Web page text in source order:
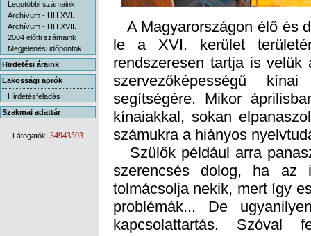
Legutóbbi számaink
Archívum - HH XVI.
Archívum - HH XVII.
2004 előtti számaink
Megjelenési időpontok
Hirdetési áraink
Lakossági aprók
Hirdetésfeladás
Szakmai adattár
Látogatók: 34943593
A Magyarországon élő és
le a XVI. kerület
rendszeresen tartja is
szervezőképességű
segítségére. Mikor
kínaiakkal, sokan
számukra a hiányos
Szülők például arra
szerencsés dolog, ha
tolmácsolja nekik, mert így
problémák... De
kapcsolattartás.